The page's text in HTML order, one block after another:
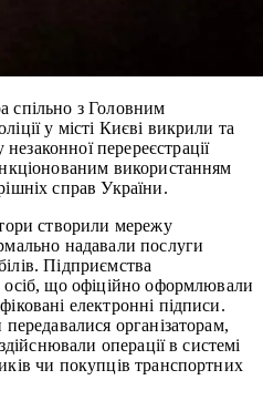
спільно з Головним
у місті Києві викрили та
перереєстрації
використанням
справ України.
створили мережу
надавали послуги
Підприємства
осіб, що офіційно оформлювали
електронні підписи.
організаторам,
операції в системі
чи покупців транспортних